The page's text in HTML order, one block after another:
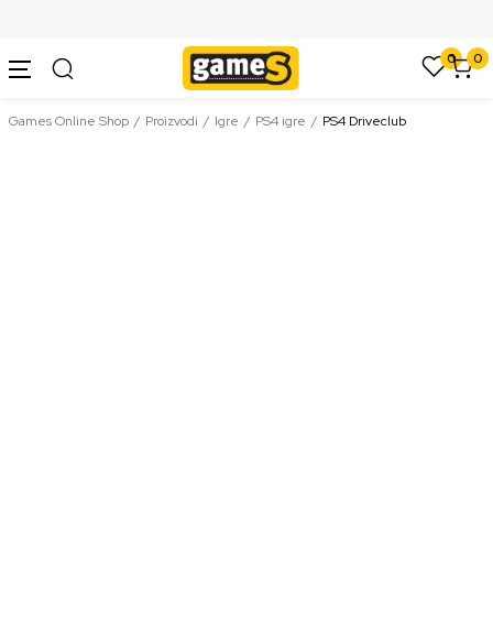
0 0
Games Online Shop Proizvodi Igre PS4 igre PS4 Driveclub